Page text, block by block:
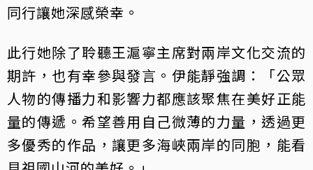
同行讓她深感榮幸。
此行她除了聆聽王滬寧主席對兩岸文化交流的
期許，也有幸參與發言。伊能靜強調：「公眾
人物的傳播力和影響力都應該聚焦在美好正能
量的傳遞。希望善用自己微薄的力量，透過更
多優秀的作品，讓更多海峽兩岸的同胞，能看